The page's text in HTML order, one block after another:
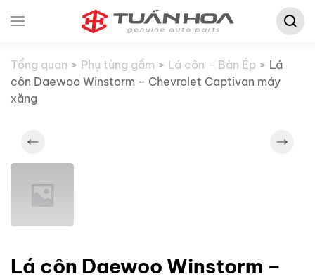
Tìm
Tổng quan
Phụ tùng gầm Lá côn – Bàn Ép
Lá
côn Daewoo Winstorm – Chevrolet Captivan máy
xăng
Lá côn Daewoo Winstorm –